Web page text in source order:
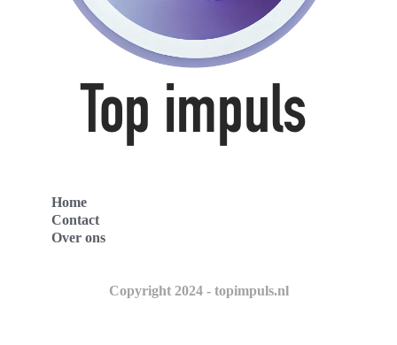
Home
Contact
Over ons
Copyright 2024 - topimpuls.nl